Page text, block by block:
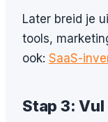
Later breid je
tools,
ook: SaaS-
Stap 3: